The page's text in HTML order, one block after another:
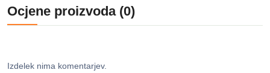
Ocjene proizvoda (0)
Izdelek nima komentarjev.